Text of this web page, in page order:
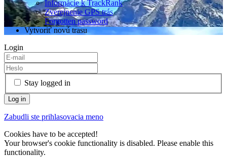
Informácie k TrackRank
Zverejnenie GPS trás
Forgotten password
Vytvoriť novú trasu
Login
Stay logged in
Zabudli ste prihlasovacia meno
Cookies have to be accepted!
Your browser's cookie functionality is disabled. Please enable this
functionality.